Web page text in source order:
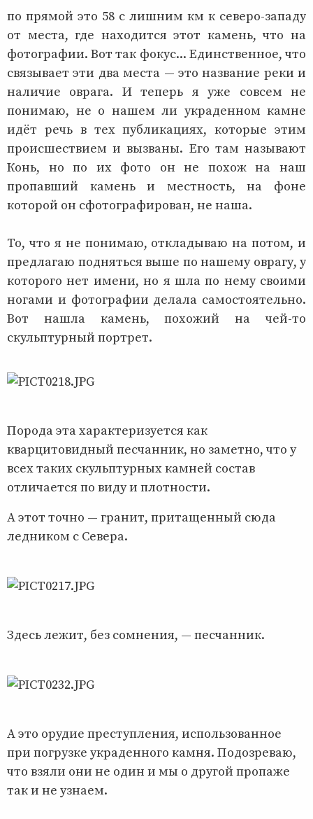
по прямой это 58 с лишним км к северо-западу
от места, где находится этот камень, что на
фотографии. Вот так фокус... Единственное, что
связывает эти два места — это название реки и
наличие оврага. И теперь я уже совсем не
понимаю, не о нашем ли украденном камне
идёт речь в тех публикациях, которые этим
происшествием и вызваны. Его там называют
Конь, но по их фото он не похож на наш
пропавший камень и местность, на фоне
которой он сфотографирован, не наша.
То, что я не понимаю, откладываю на потом, и
предлагаю подняться выше по нашему оврагу, у
которого нет имени, но я шла по нему своими
ногами и фотографии делала самостоятельно.
Вот нашла камень, похожий на чей-то
скульптурный портрет.
Порода эта характеризуется как
кварцитовидный песчанник, но заметно, что у
всех таких скульптурных камней состав
отличается по виду и плотности.
А этот точно — гранит, притащенный сюда
ледником с Севера.
Здесь лежит, без сомнения, — песчанник.
А это орудие преступления, использованное
при погрузке украденного камня. Подозреваю,
что взяли они не один и мы о другой пропаже
так и не узнаем.